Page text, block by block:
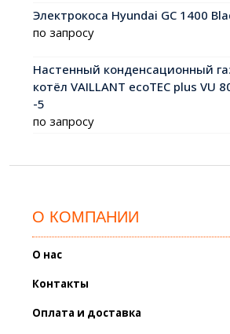
Электрокоса Hyundai GC 1400
по запросу
Настенный конденсационный
котёл VAILLANT ecoTEC plus VU
-5
по запросу
О КОМПАНИИ
О нас
Контакты
Оплата и доставка